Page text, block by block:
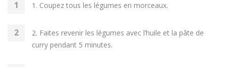
1. Coupez tous les légumes en morceaux.
2. Faites revenir les légumes avec l’huile et la pâte de
curry pendant 5 minutes.